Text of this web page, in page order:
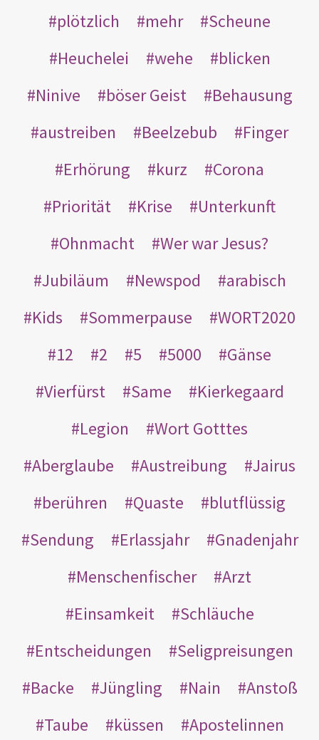
plötzlich mehr
Scheune
Heuchelei
wehe
blicken
Ninive
böser Geist
Behausung
austreiben
Beelzebub
Finger
Erhörung
kurz
Corona
Priorität
Krise
Unterkunft
Ohnmacht
Wer war Jesus?
Jubiläum
Newspod
arabisch
Kids
Sommerpause
WORT2020
12
2 5 5000
Gänse
Vierfürst
Same
Kierkegaard
Legion
Wort Gotttes
Aberglaube
Austreibung
Jairus
berühren
Quaste
blutflüssig
Sendung
Erlassjahr
Gnadenjahr
Menschenfischer
Arzt
Einsamkeit
Schläuche
Entscheidungen
Seligpreisungen
Backe
Jüngling Nain
Anstoß
Taube
küssen
Apostelinnen